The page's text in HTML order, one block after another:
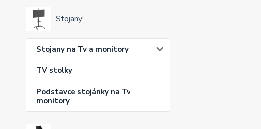
Stojany:
Stojany na Tv a monitory
TV stolky
Podstavce stojánky na Tv
monitory